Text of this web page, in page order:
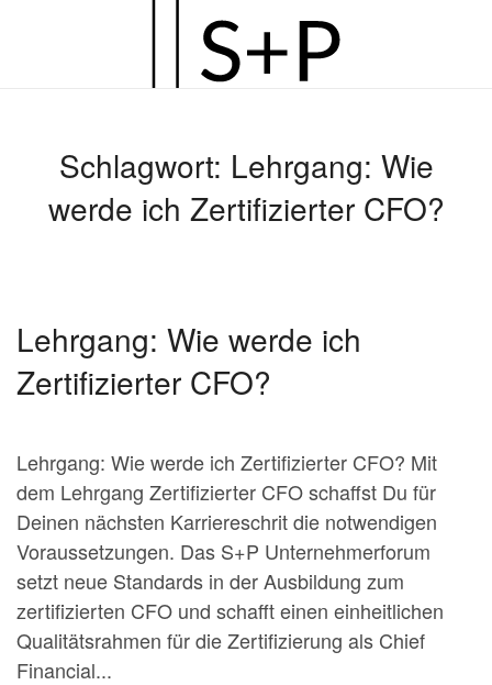
Schlagwort: Lehrgang: Wie
werde ich Zertifizierter CFO?
Lehrgang: Wie werde ich
Zertifizierter CFO?
Lehrgang: Wie werde ich Zertifizierter CFO? Mit
dem Lehrgang Zertifizierter CFO schaffst Du für
Deinen nächsten Karriereschrit die notwendigen
Voraussetzungen. Das S+P Unternehmerforum
setzt neue Standards in der Ausbildung zum
zertifizierten CFO und schafft einen einheitlichen
Qualitätsrahmen für die Zertifizierung als Chief
Financial...